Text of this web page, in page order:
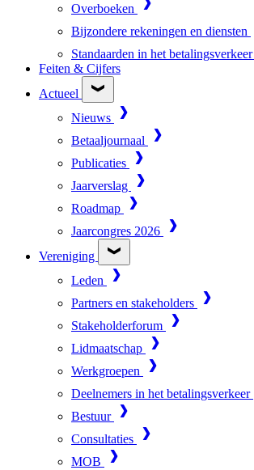
Overboeken
Bijzondere rekeningen en diensten
Standaarden in het betalingsverkeer
Feiten & Cijfers
Actueel
Nieuws
Betaaljournaal
Publicaties
Jaarverslag
Roadmap
Jaarcongres 2026
Vereniging
Leden
Partners en stakeholders
Stakeholderforum
Lidmaatschap
Werkgroepen
Deelnemers in het betalingsverkeer
Bestuur
Consultaties
MOB